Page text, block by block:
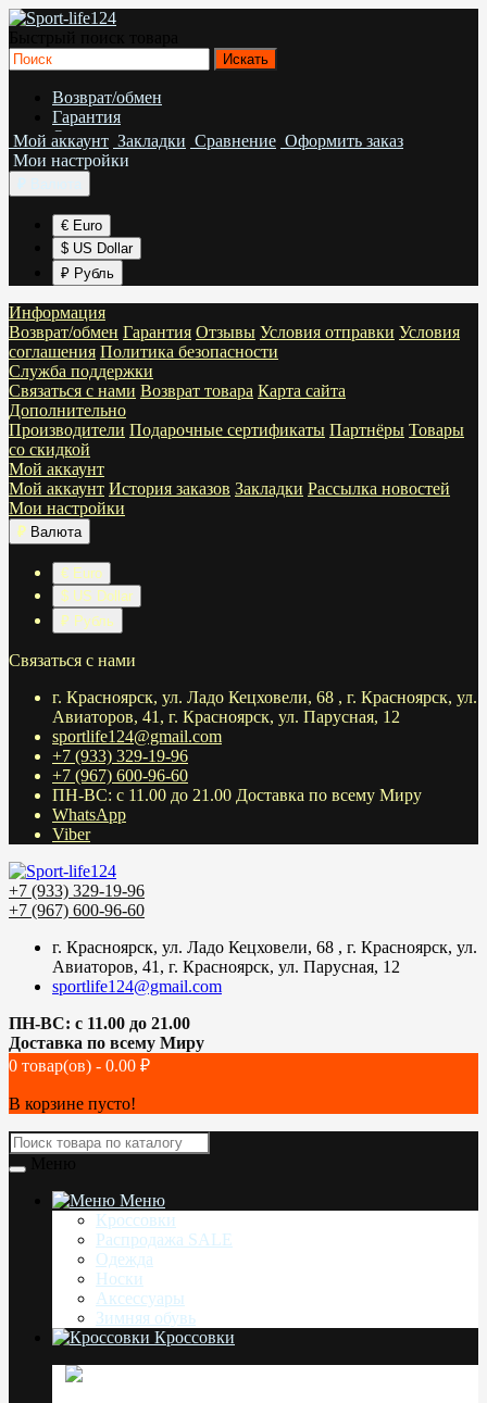
Возврат/обмен
Гарантия
Отзывы
Условия отправки
Условия соглашения
Политика безопасности
Мой аккаунт Закладки Сравнение Оформить заказ
Мои настройки
€ Euro
$ US Dollar
₽ Рубль
Информация
Возврат/обмен Гарантия Отзывы Условия отправки Условия
соглашения Политика безопасности
Служба поддержки
Связаться с нами Возврат товара Карта сайта
Дополнительно
Производители Подарочные сертификаты Партнёры Товары
со скидкой
Мой аккаунт
Мой аккаунт История заказов Закладки Рассылка новостей
Мои настройки
₽ Валюта
€ Euro
$ US Dollar
₽ Рубль
Связаться с нами
г. Красноярск, ул. Ладо Кецховели, 68 , г. Красноярск, ул.
Авиаторов, 41, г. Красноярск, ул. Парусная, 12
sportlife124@gmail.com
+7 (933) 329-19-96
+7 (967) 600-96-60
ПН-ВС: с 11.00 до 21.00 Доставка по всему Миру
WhatsApp
Viber
+7 (933) 329-19-96
+7 (967) 600-96-60
г. Красноярск, ул. Ладо Кецховели, 68 , г. Красноярск, ул.
Авиаторов, 41, г. Красноярск, ул. Парусная, 12
sportlife124@gmail.com
ПН-ВС: с 11.00 до 21.00
Доставка по всему Миру
0 товар(ов) - 0.00 ₽
В корзине пусто!
Меню
Кроссовки
Распродажа SALE
Одежда
Носки
Аксессуары
Зимняя обувь
Кроссовки